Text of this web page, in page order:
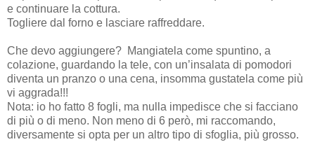
e continuare la cottura.
Togliere dal forno e lasciare raffreddare.
Che devo aggiungere? Mangiatela come spuntino, a
colazione, guardando la tele, con un’insalata di pomodori
diventa un pranzo o una cena, insomma gustatela come più
vi aggrada!!!
Nota: io ho fatto 8 fogli, ma nulla impedisce che si facciano
di più o di meno. Non meno di 6 però, mi raccomando,
diversamente si opta per un altro tipo di sfoglia, più grosso.